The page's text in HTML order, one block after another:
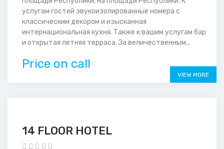
услугам гостей звукоизолированные номера с
классическим декором и изысканная
интернациональная кухня. Также к вашим услугам бар
и открытая летняя терраса. За величественным...
Price on call
VIEW MORE
14 FLOOR HOTEL